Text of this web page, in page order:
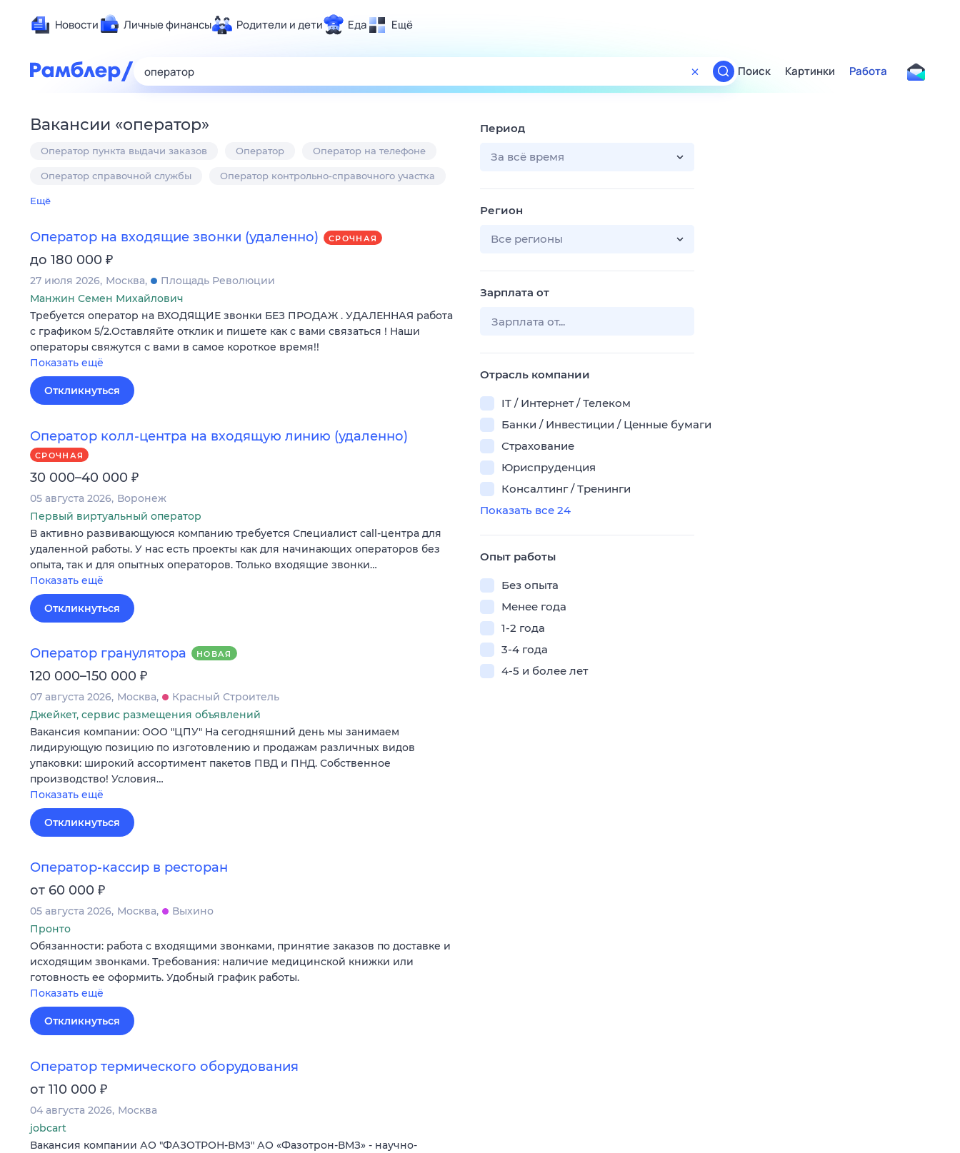
Новости Личные финансы Родители и дети Еда Ещё
Развлечения и отдых
Карьера
Авто
Сберегаем вместе
Поиск
ТВ-программа
Поиск Картинки Работа
Вакансии «оператор»
Оператор пункта выдачи заказов Оператор Оператор на телефоне
Оператор справочной службы Оператор контрольно-справочного участка
Ещё
Оператор на входящие звонки (удаленно) СРОЧНАЯ
до 180 000 ₽
27 июля 2026 Москва
Площадь Революции
Манжин Семен Михайлович
Требуется оператор на ВХОДЯЩИЕ звонки БЕЗ ПРОДАЖ . УДАЛЕННАЯ работа
с графиком 5/2.Оставляйте отклик и пишете как с вами связаться ! Наши
операторы свяжутся с вами в самое короткое время!!
Показать ещё
Откликнуться
Оператор колл-центра на входящую линию (удаленно)
СРОЧНАЯ
30 000–40 000 ₽
05 августа 2026 Воронеж
Первый виртуальный оператор
В активно развивающуюся компанию требуется Специалист call-центра для
удаленной работы. У нас есть проекты как для начинающих операторов без
опыта, так и для опытных операторов. Только входящие звонки…
Показать ещё
Откликнуться
Оператор гранулятора НОВАЯ
120 000–150 000 ₽
07 августа 2026 Москва
Красный Строитель
Джейкет, сервис размещения объявлений
Вакансия компании: ООО "ЦПУ" На сегодняшний день мы занимаем
лидирующую позицию по изготовлению и продажам различных видов
упаковки: широкий ассортимент пакетов ПВД и ПНД. Собственное
производство! Условия…
Показать ещё
Откликнуться
Оператор-кассир в ресторан
от 60 000 ₽
05 августа 2026 Москва
Выхино
Пронто
Обязанности: работа с входящими звонками, принятие заказов по доставке и
исходящим звонками. Требования: наличие медицинской книжки или
готовность ее оформить. Удобный график работы.
Показать ещё
Откликнуться
Оператор термического оборудования
от 110 000 ₽
04 августа 2026 Москва
jobcart
Вакансия компании АО "ФАЗОТРОН-ВМЗ" АО «Фазотрон-ВМЗ» - научно-
Период
За всё время
Регион
Все регионы
Зарплата от
Отрасль компании
IT / Интернет / Телеком
Банки / Инвестиции / Ценные бумаги
Страхование
Юриспруденция
Консалтинг / Тренинги
Показать все 24
Опыт работы
Без опыта
Менее года
1-2 года
3-4 года
4-5 и более лет